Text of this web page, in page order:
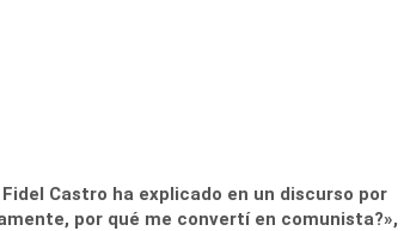
Castro ha explicado en un discurso por
por qué me convertí en comunista?»,